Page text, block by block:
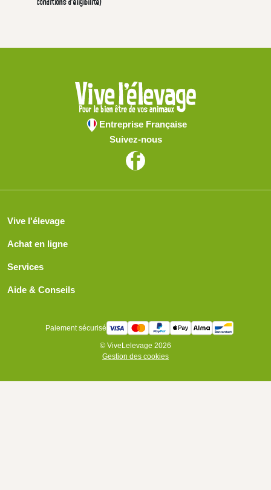
conditions d'éligibilité)
Entreprise Française
Suivez-nous
Vive l'élevage
Achat en ligne
Services
Aide & Conseils
Paiement sécurisé
© ViveLelevage 2026
Gestion des cookies